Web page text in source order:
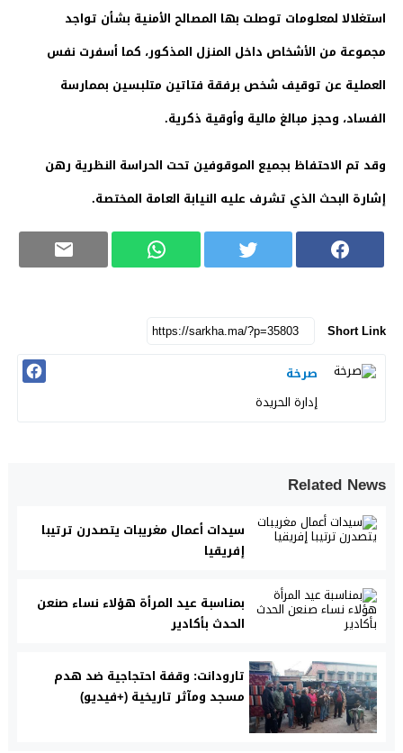
استغلالا لمعلومات توصلت بها المصالح الأمنية بشأن تواجد
مجموعة من الأشخاص داخل المنزل المذكور، كما أسفرت نفس
العملية عن توقيف شخص برفقة فتاتين متلبسين بممارسة
الفساد، وحجز مبالغ مالية وأوقية ذكرية.
وقد تم الاحتفاظ بجميع الموقوفين تحت الحراسة النظرية رهن
إشارة البحث الذي تشرف عليه النيابة العامة المختصة.
Short Link
صرخة
إدارة الحريدة
Related News
سيدات أعمال مغريبات يتصدرن ترتيبا
إفريقيا
بمناسبة عيد المرأة هؤلاء نساء صنعن
الحدث بأكادير
تارودانت: وقفة احتجاجية ضد هدم
مسجد ومآثر تاريخية (+فيديو)